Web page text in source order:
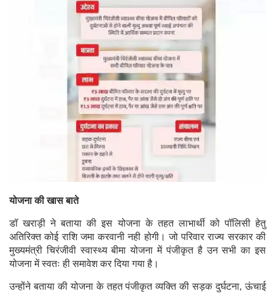
योजना की खास बाते
डॉ खराड़ी ने बताया की इस योजना के तहत लाभार्थी को पॉलिसी हेतु
अतिरिक्त कोई राशि जमा करवानी नही होगी। जो परिवार राज्य सरकार की
मुख्यमंत्री चिरंजीवी स्वास्थ्य बीमा योजना में पंजीकृत है उन सभी का इस
योजना में स्वतः ही समावेश कर दिया गया है।
उन्होंने बताया की योजना के तहत पंजीकृत व्यक्ति की सड़क दुर्घटना, ऊंचाई